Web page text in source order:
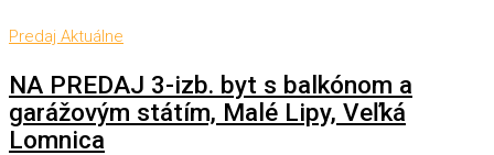
Predaj Aktuálne
NA PREDAJ 3-izb. byt s balkónom a
garážovým státím, Malé Lipy, Veľká
Lomnica